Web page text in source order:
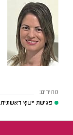
מחירים:
פגישת ייעוץ ראשונית